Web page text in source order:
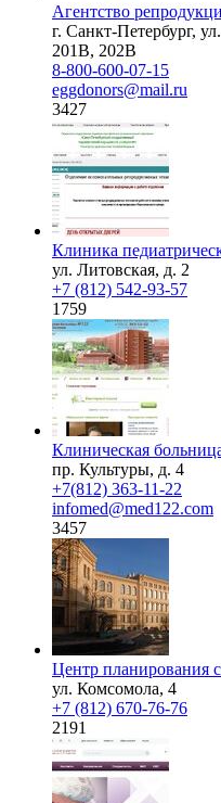
Агентство
г. Санкт-Петербург,
201В, 202В
8-800-600-07-15
eggdonors@mail.ru
3427
Клиника
ул. Литовская, д. 2
+7 (812) 542-93-57
1759
Клиническая
пр. Культуры, д. 4
+7(812) 363-11-22
infomed@med122.com
3457
Центр планирования
ул. Комсомола, 4
+7 (812) 670-76-76
2191